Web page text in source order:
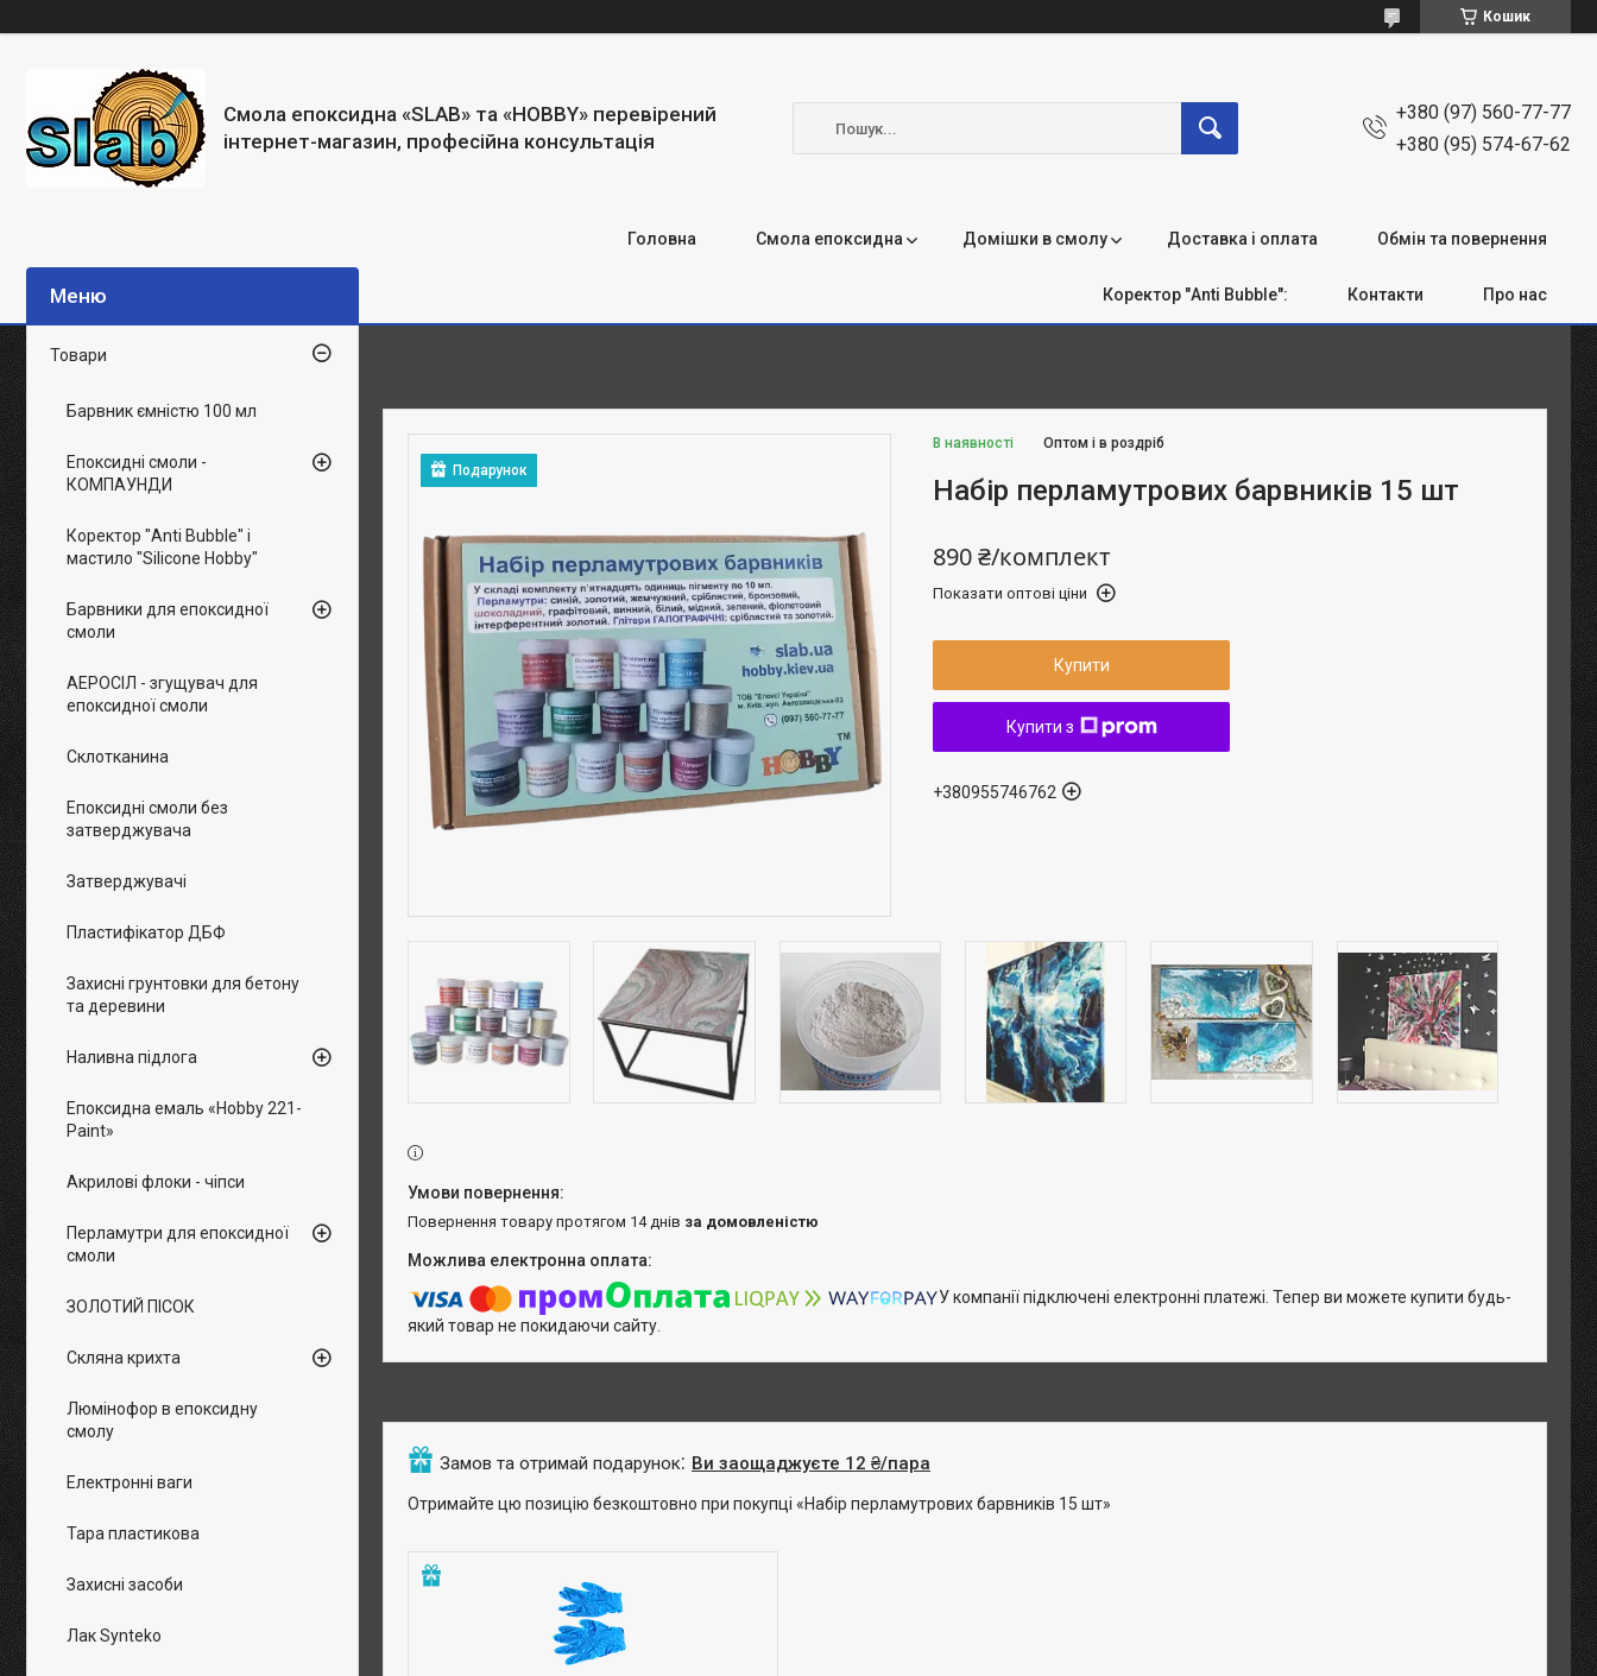
Кошик
Смола епоксидна «SLAB» та «HOBBY» перевірений
інтернет-магазин, професійна консультація
+380 (97) 560-77-77
+380 (95) 574-67-62
Головна Смола епоксидна Домішки в смолу Доставка і оплата Обмін та повернення
Коректор "Anti Bubble": Контакти Про нас
Подарунок
В наявності Оптом і в роздріб
Набір перламутрових барвників 15 шт
890 ₴/комплект
Показати оптові ціни
Купити
Купити з
+380955746762
повернення товару протягом 14 днів за домовленістю
У компанії підключені електронні платежі. Тепер ви можете купити будь-
який товар не покидаючи сайту.
Замов та отримай подарунок Ви заощаджуєте 12 ₴/пара
Отримайте цю позицію безкоштовно при покупці «Набір перламутрових барвників 15 шт»
Товари
Барвник ємністю 100 мл
Епоксидні смоли -
КОМПАУНДИ
Коректор "Anti Bubble" і
мастило "Silicone Hobby"
Барвники для епоксидної
смоли
АЕРОСІЛ - згущувач для
епоксидної смоли
Склотканина
Епоксидні смоли без
затверджувача
Затверджувачі
Пластифікатор ДБФ
Захисні грунтовки для бетону
та деревини
Наливна підлога
Епоксидна емаль «Hobby 221-
Paint»
Акрилові флоки - чіпси
Перламутри для епоксидної
смоли
ЗОЛОТИЙ ПІСОК
Скляна крихта
Люмінофор в епоксидну
смолу
Електронні ваги
Тара пластикова
Захисні засоби
Лак Synteko